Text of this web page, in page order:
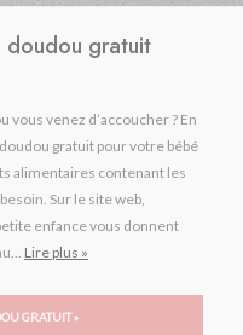
doudou gratuit
venez d’accoucher ? En
gratuit pour votre bébé
alimentaires contenant les
Sur le site web,
enfance vous donnent
Lire plus »
GRATUIT »